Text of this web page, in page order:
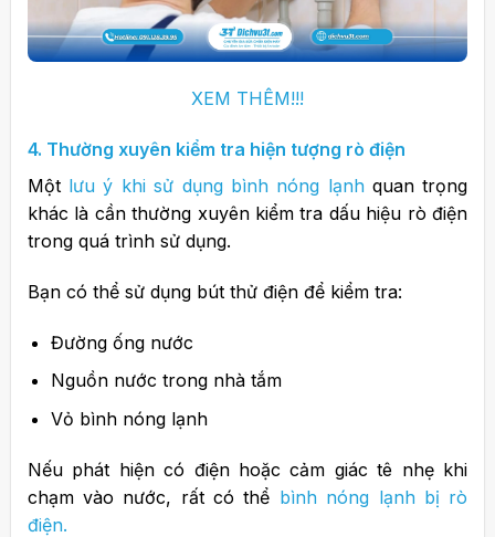
XEM THÊM!!!
4. Thường xuyên kiểm tra hiện tượng rò điện
Một lưu ý khi sử dụng bình nóng lạnhquan trọng
khác là cần thường xuyên kiểm tra dấu hiệu rò điện
trong quá trình sử dụng.
Bạn có thể sử dụng bút thử điện để kiểm tra:
Đường ống nước
Nguồn nước trong nhà tắm
Vỏ bình nóng lạnh
Nếu phát hiện có điện hoặc cảm giác tê nhẹ khi
chạm vào nước, rất có thể bình nóng lạnh bị rò
điện.